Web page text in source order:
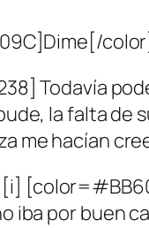
Todavía
la falta de
me hacían
iba por buen